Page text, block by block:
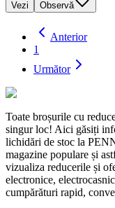
Vezi Observă
Anterior
1
Următor
Toate broșurile cu
singur loc! Aici găsiți
lichidări de stoc la
magazine populare și
vizualiza reducerile și
electronice,
cumpărături rapid,